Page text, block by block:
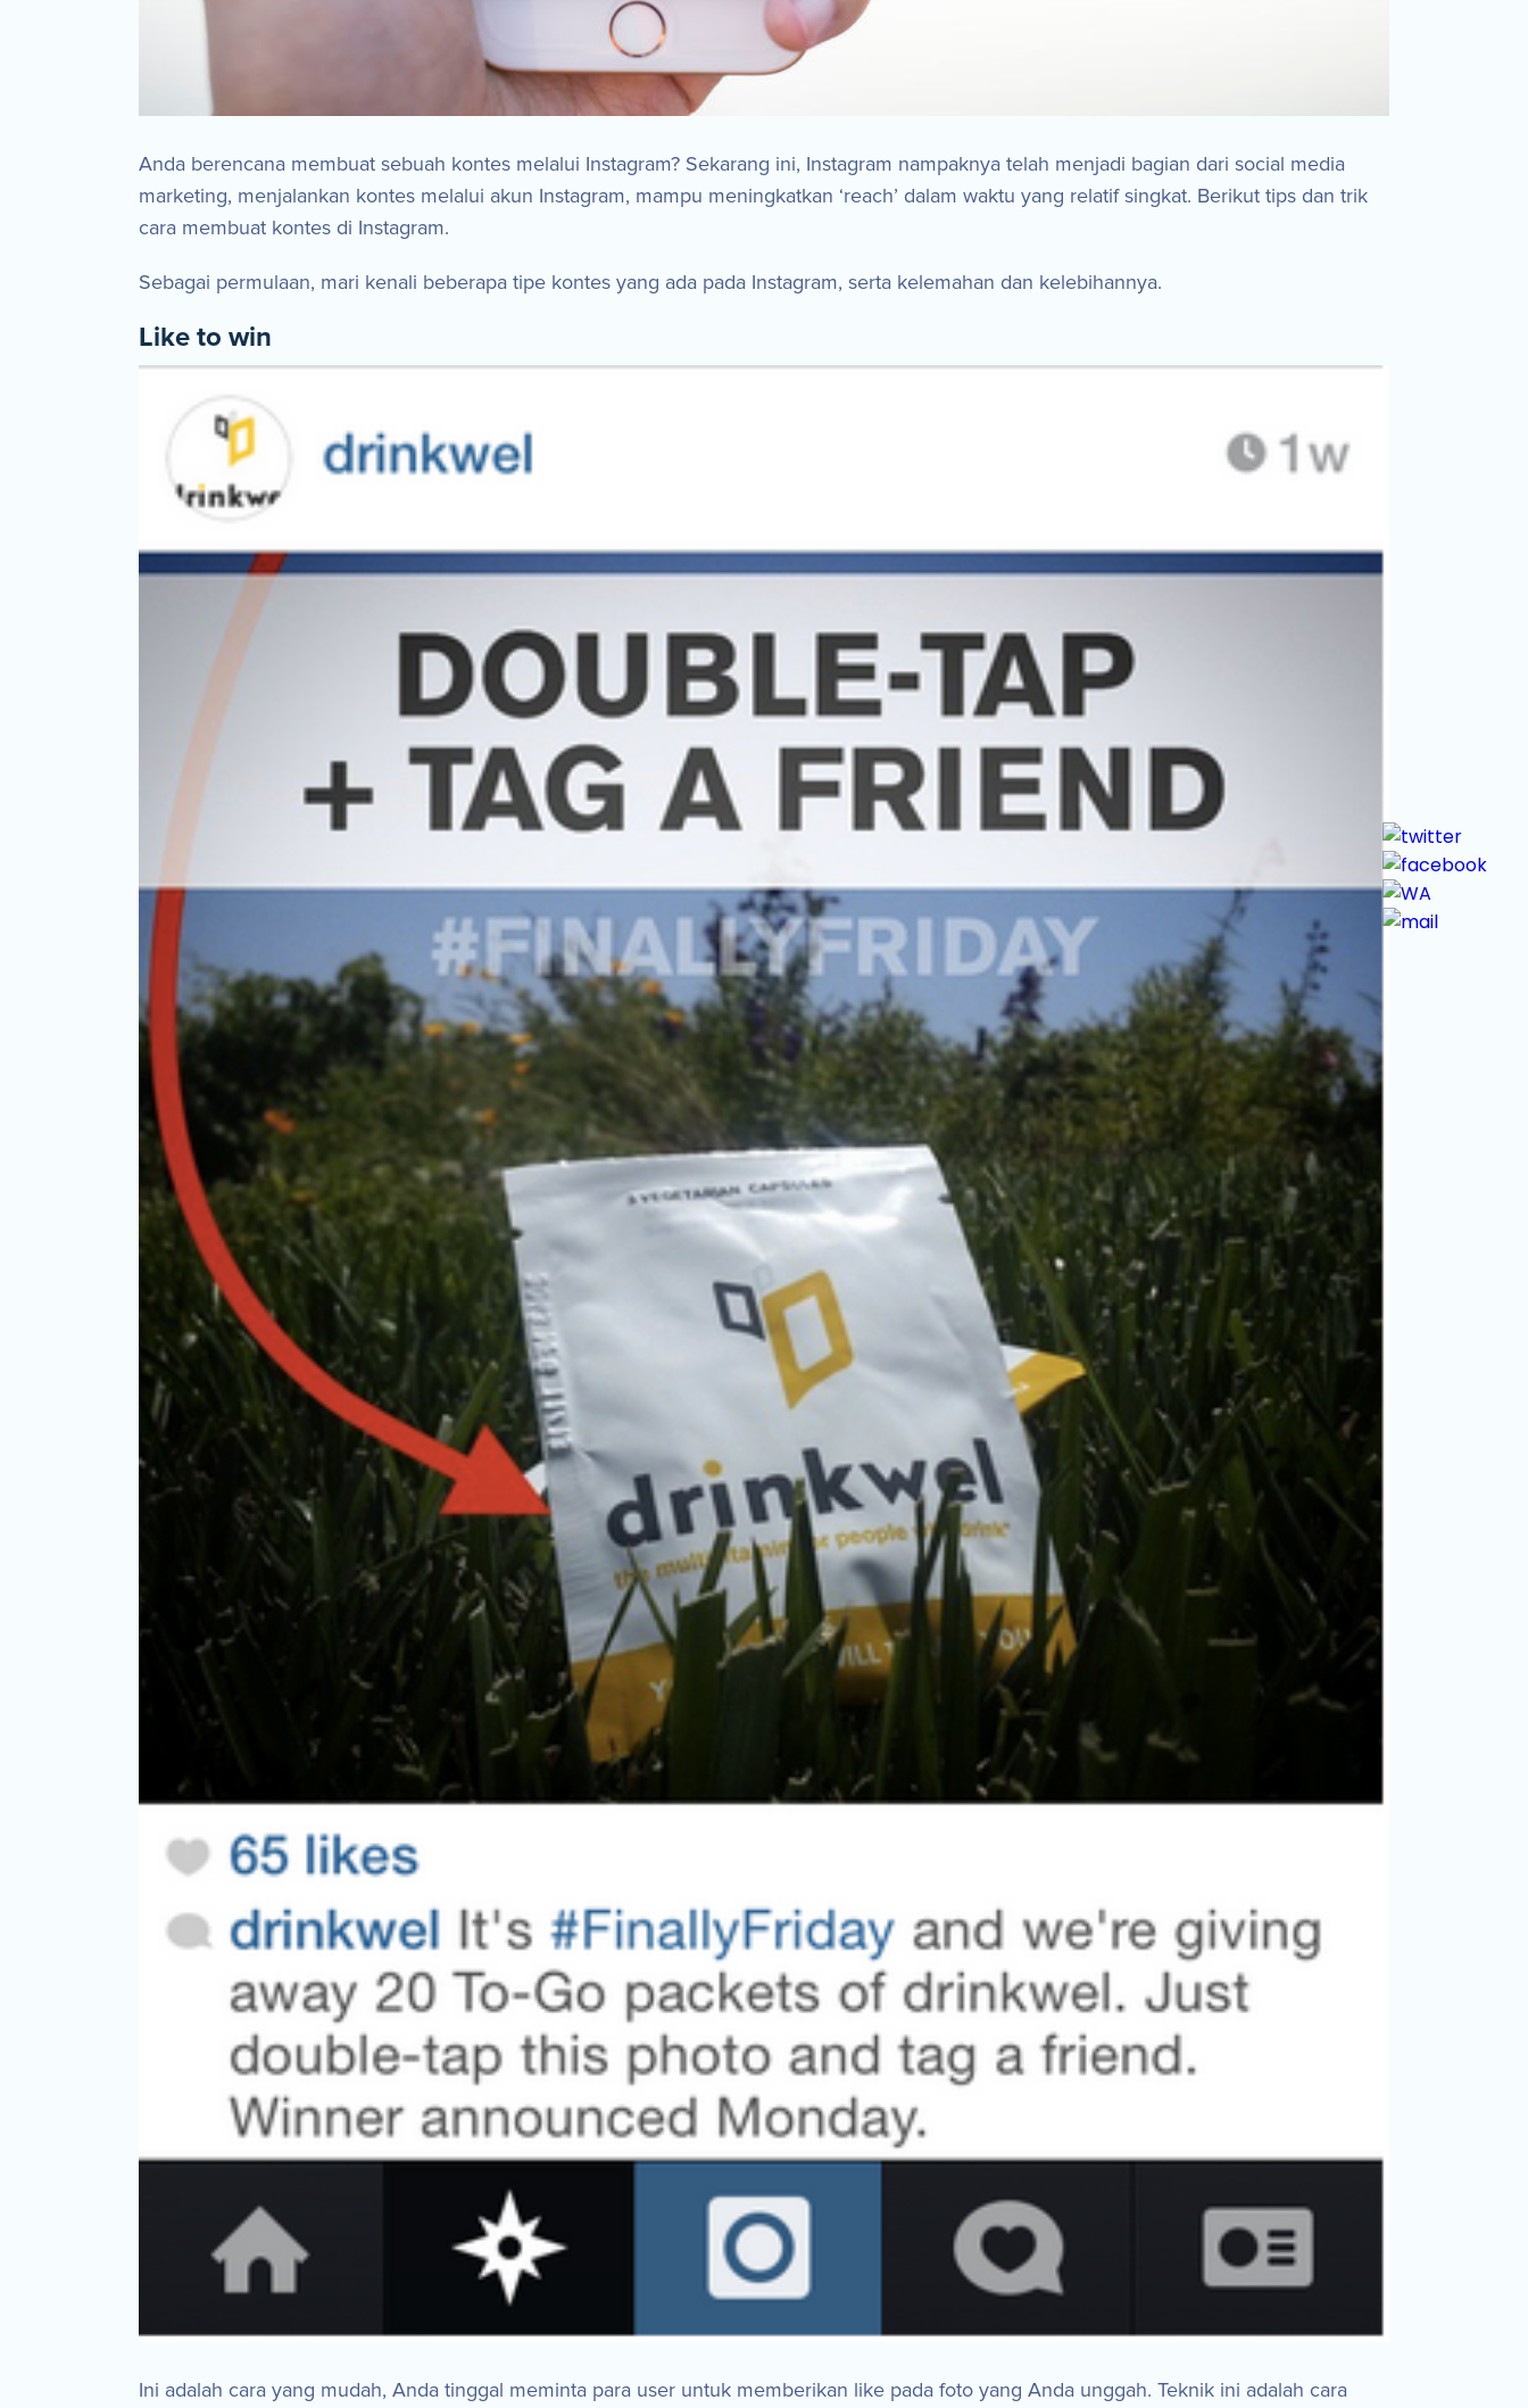
Anda berencana membuat sebuah kontes melalui Instagram? Sekarang ini, Instagram nampaknya telah menjadi bagian dari social media
marketing, menjalankan kontes melalui akun Instagram, mampu meningkatkan ‘reach’ dalam waktu yang relatif singkat. Berikut tips dan trik
cara membuat kontes di Instagram.
Sebagai permulaan, mari kenali beberapa tipe kontes yang ada pada Instagram, serta kelemahan dan kelebihannya.
Like to win
Ini adalah cara yang mudah, Anda tinggal meminta para user untuk memberikan like pada foto yang Anda unggah. Teknik ini adalah cara